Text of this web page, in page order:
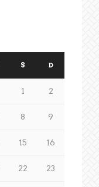
S D
1 2
8 9
15 16
22 23